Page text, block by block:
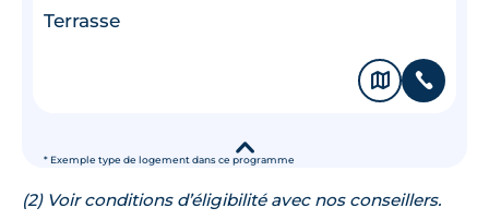
* Exemple type de logement dans ce programme
Terrasse
🗞 📞
▾
(2) Voir conditions d’éligibilité avec nos conseillers.